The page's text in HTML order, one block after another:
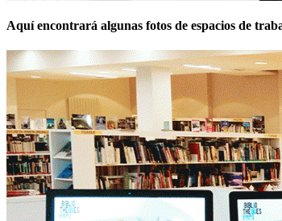
Aquí encontrará algunas fotos de espacios de